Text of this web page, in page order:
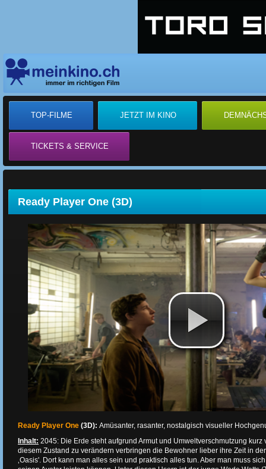
TOP-FILME JETZT IM KINO
TICKETS & SERVICE
Ready Player One (3D)
Ready Player One (3D): Amüsanter, rasanter, nostalgisch visueller
Inhalt: 2045: Die Erde steht aufgrund Armut und Umweltverschmutzung kurz
diesem Zustand zu verändern verbringen die Bewohner lieber ihre Zeit in
‚Oasis'. Dort kann man alles sein und praktisch alles tun. Aber man muss